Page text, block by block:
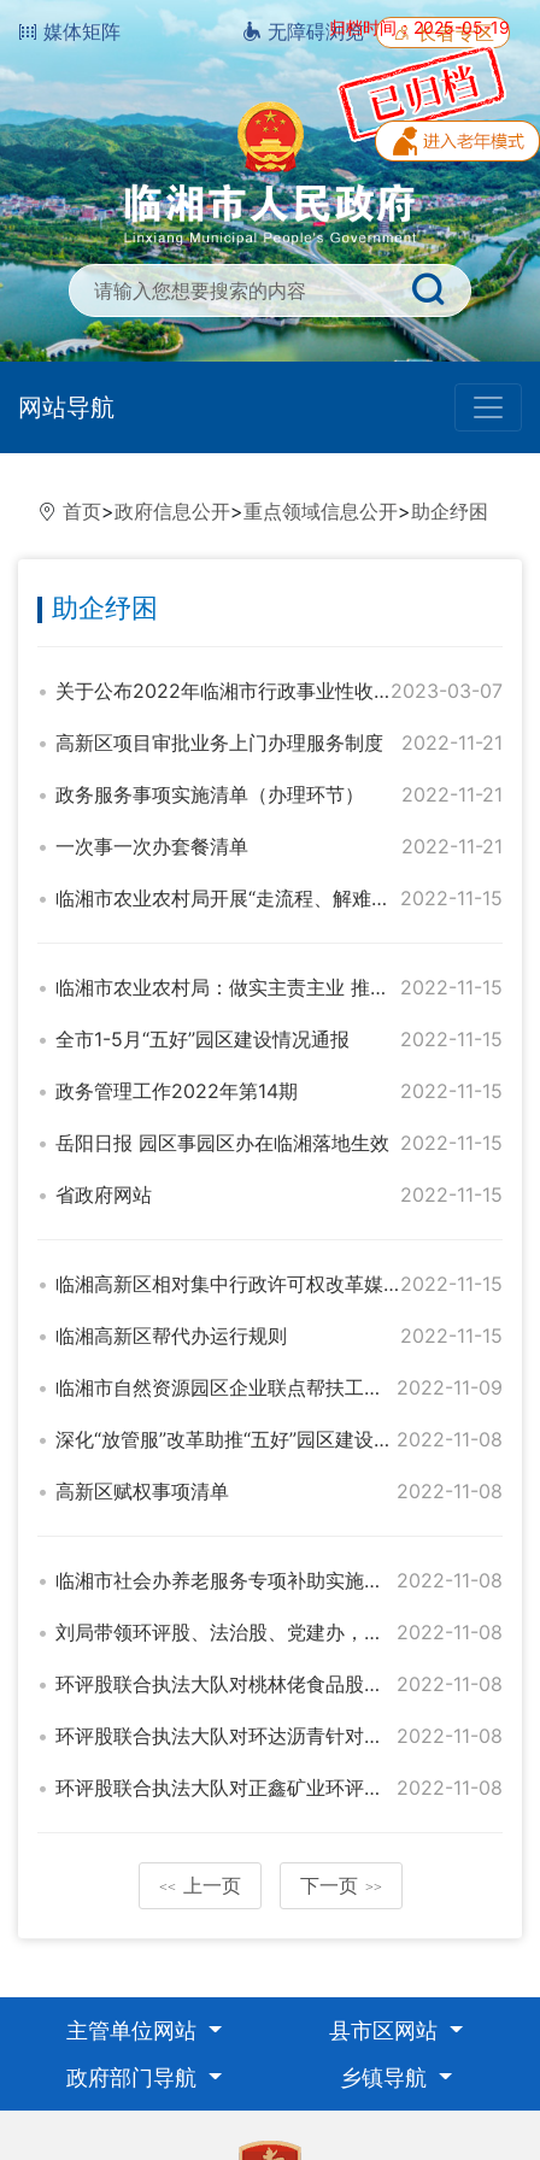
归档时间：2025-05-19
媒体矩阵 无障碍浏览 长者专区
网站导航
首页>政府信息公开>重点领域信息公开>助企纾困
助企纾困
关于公布2022年临湘市行政事业性收费和涉企行政事业性收费目录清单的公告2023-03-07
高新区项目审批业务上门办理服务制度 2022-11-21
政务服务事项实施清单（办理环节） 2022-11-21
一次事一次办套餐清单 2022-11-21
临湘市农业农村局开展“走流程、解难题、优服务”行动 2022-11-15
临湘市农业农村局：做实主责主业 推进乡村振兴 2022-11-15
全市1-5月“五好”园区建设情况通报 2022-11-15
政务管理工作2022年第14期 2022-11-15
岳阳日报 园区事园区办在临湘落地生效 2022-11-15
省政府网站 2022-11-15
临湘高新区相对集中行政许可权改革媒体报道明细2022-11-15
临湘高新区帮代办运行规则 2022-11-15
临湘市自然资源园区企业联点帮扶工作方案 2022-11-09
深化“放管服”改革助推“五好”园区建设推行“园区事园区办”实施方案 2022-11-08
高新区赋权事项清单 2022-11-08
临湘市社会办养老服务专项补助实施办法（临湘市民政局） 2022-11-08
刘局带领环评股、法治股、党建办，执法中队对康宇木业进行现场帮扶，送政策送温暖 2022-11-08
环评股联合执法大队对桃林佬食品股份有限公司针对环评、排污许可、排污权进行现场包片联点督导帮扶 2022-11-08
环评股联合执法大队对环达沥青针对环评、排污许可、排污权进行现场包片联点督导帮扶 2022-11-08
环评股联合执法大队对正鑫矿业环评、排污许可、排污权进行现场包片联点督导帮扶 2022-11-08
<< 上一页 下一页 >>
主管单位网站
县市区网站
政府部门导航
乡镇导航